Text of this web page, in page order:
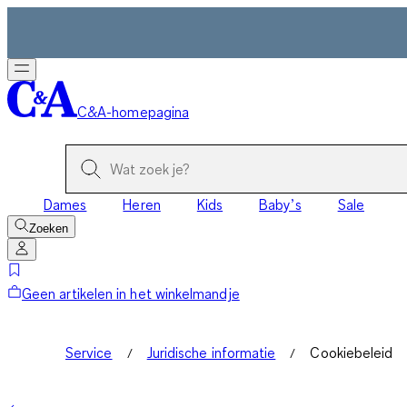
C&A-homepagina
Dames Heren Kids Baby’s Sale
Zoeken
Geen artikelen in het winkelmandje
Service Juridische informatie Cookiebeleid